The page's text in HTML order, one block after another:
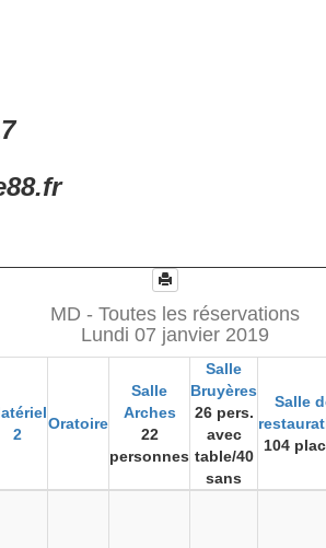
2
Oratoire
Salle
Arches
22
personnes
Salle
Bruyères
26 pers.
avec
table/40
sans
Salle
104
MD - Toutes les réservations
Lundi 07 janvier 2019